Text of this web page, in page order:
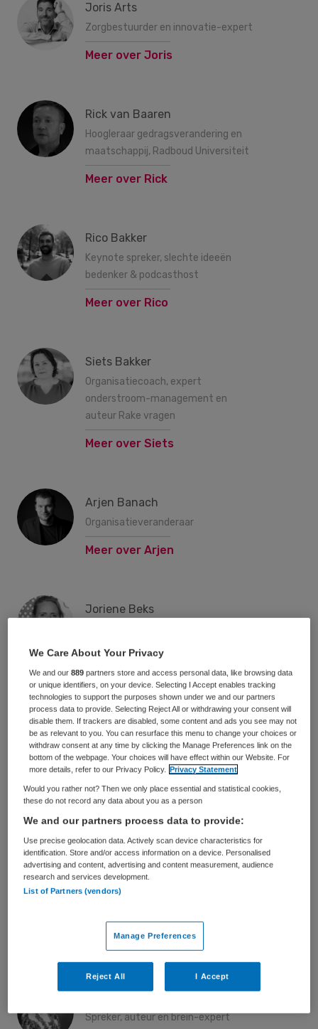
Joris Arts
Zorgbestuurder en innovatie-expert
Meer over Joris
Rick van Baaren
Hoogleraar gedragsverandering en
maatschappij, Radboud Universiteit
Meer over Rick
Rico Bakker
Keynote spreker, slechte ideeën
bedenker & podcasthost
Meer over Rico
Siets Bakker
Organisatiecoach, expert
onderstroom-management en
auteur Rake vragen
Meer over Siets
Arjen Banach
Organisatieveranderaar
Meer over Arjen
Joriene Beks
creëren van psychologische
Meer over Joriene
Beirem Ben Barrah
Founder & CEO Neurofied
Meer over Beirem
Carina Benninga
Voormalig tophockeyster, trainer,
spreker en coach van teams en
Meer over Carina
Spreker, auteur en brein-expert
We Care About Your Privacy
We and our889 partners store and access personal data, like browsing data
or unique identifiers, on your device. Selecting I Accept enables tracking
technologies to support the purposes shown under we and our partners
process data to provide. Selecting Reject All or withdrawing your consent will
disable them. If trackers are disabled, some content and ads you see may not
be as relevant to you. You can resurface this menu to change your choices or
withdraw consent at any time by clicking the Manage Preferences link on the
bottom of the webpage. Your choices will have effect within our Website. For
more details, refer to our Privacy Policy. Privacy Statement
Would you rather not? Then we only place essential and statistical cookies,
these do not record any data about you as a person
We and our partners process data to provide:
Use precise geolocation data. Actively scan device characteristics for
identification. Store and/or access information on a device. Personalised
advertising and content, advertising and content measurement, audience
research and services development.
List of Partners (vendors)
Manage Preferences
Reject All I Accept